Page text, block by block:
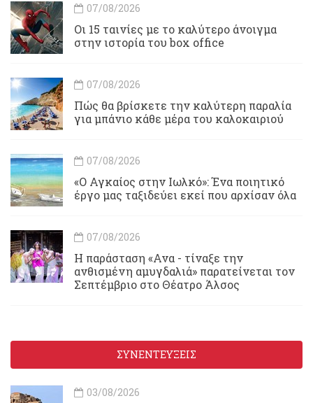
07/08/2026
Οι 15 ταινίες με το καλύτερο άνοιγμα
στην ιστορία του box office
07/08/2026
Πώς θα βρίσκετε την καλύτερη παραλία
για μπάνιο κάθε μέρα του καλοκαιριού
07/08/2026
«Ο Αγκαίος στην Ιωλκό»: Ένα ποιητικό
έργο μας ταξιδεύει εκεί που αρχίσαν όλα
07/08/2026
Η παράσταση «Ανα - τίναξε την
ανθισμένη αμυγδαλιά» παρατείνεται τον
Σεπτέμβριο στο Θέατρο Άλσος
ΣΥΝΕΝΤΕΥΞΕΙΣ
03/08/2026